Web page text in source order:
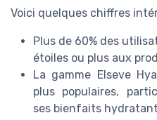
Voici quelques chiffres
Plus de 60% des
étoiles ou plus aux
La gamme Elseve
plus populaires,
ses bienfaits